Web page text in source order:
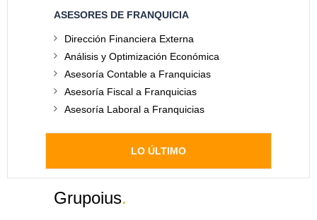
ASESORES DE FRANQUICIA
Dirección Financiera Externa
Análisis y Optimización Económica
Asesoría Contable a Franquicias
Asesoría Fiscal a Franquicias
Asesoría Laboral a Franquicias
LO ÚLTIMO
Grupoius.